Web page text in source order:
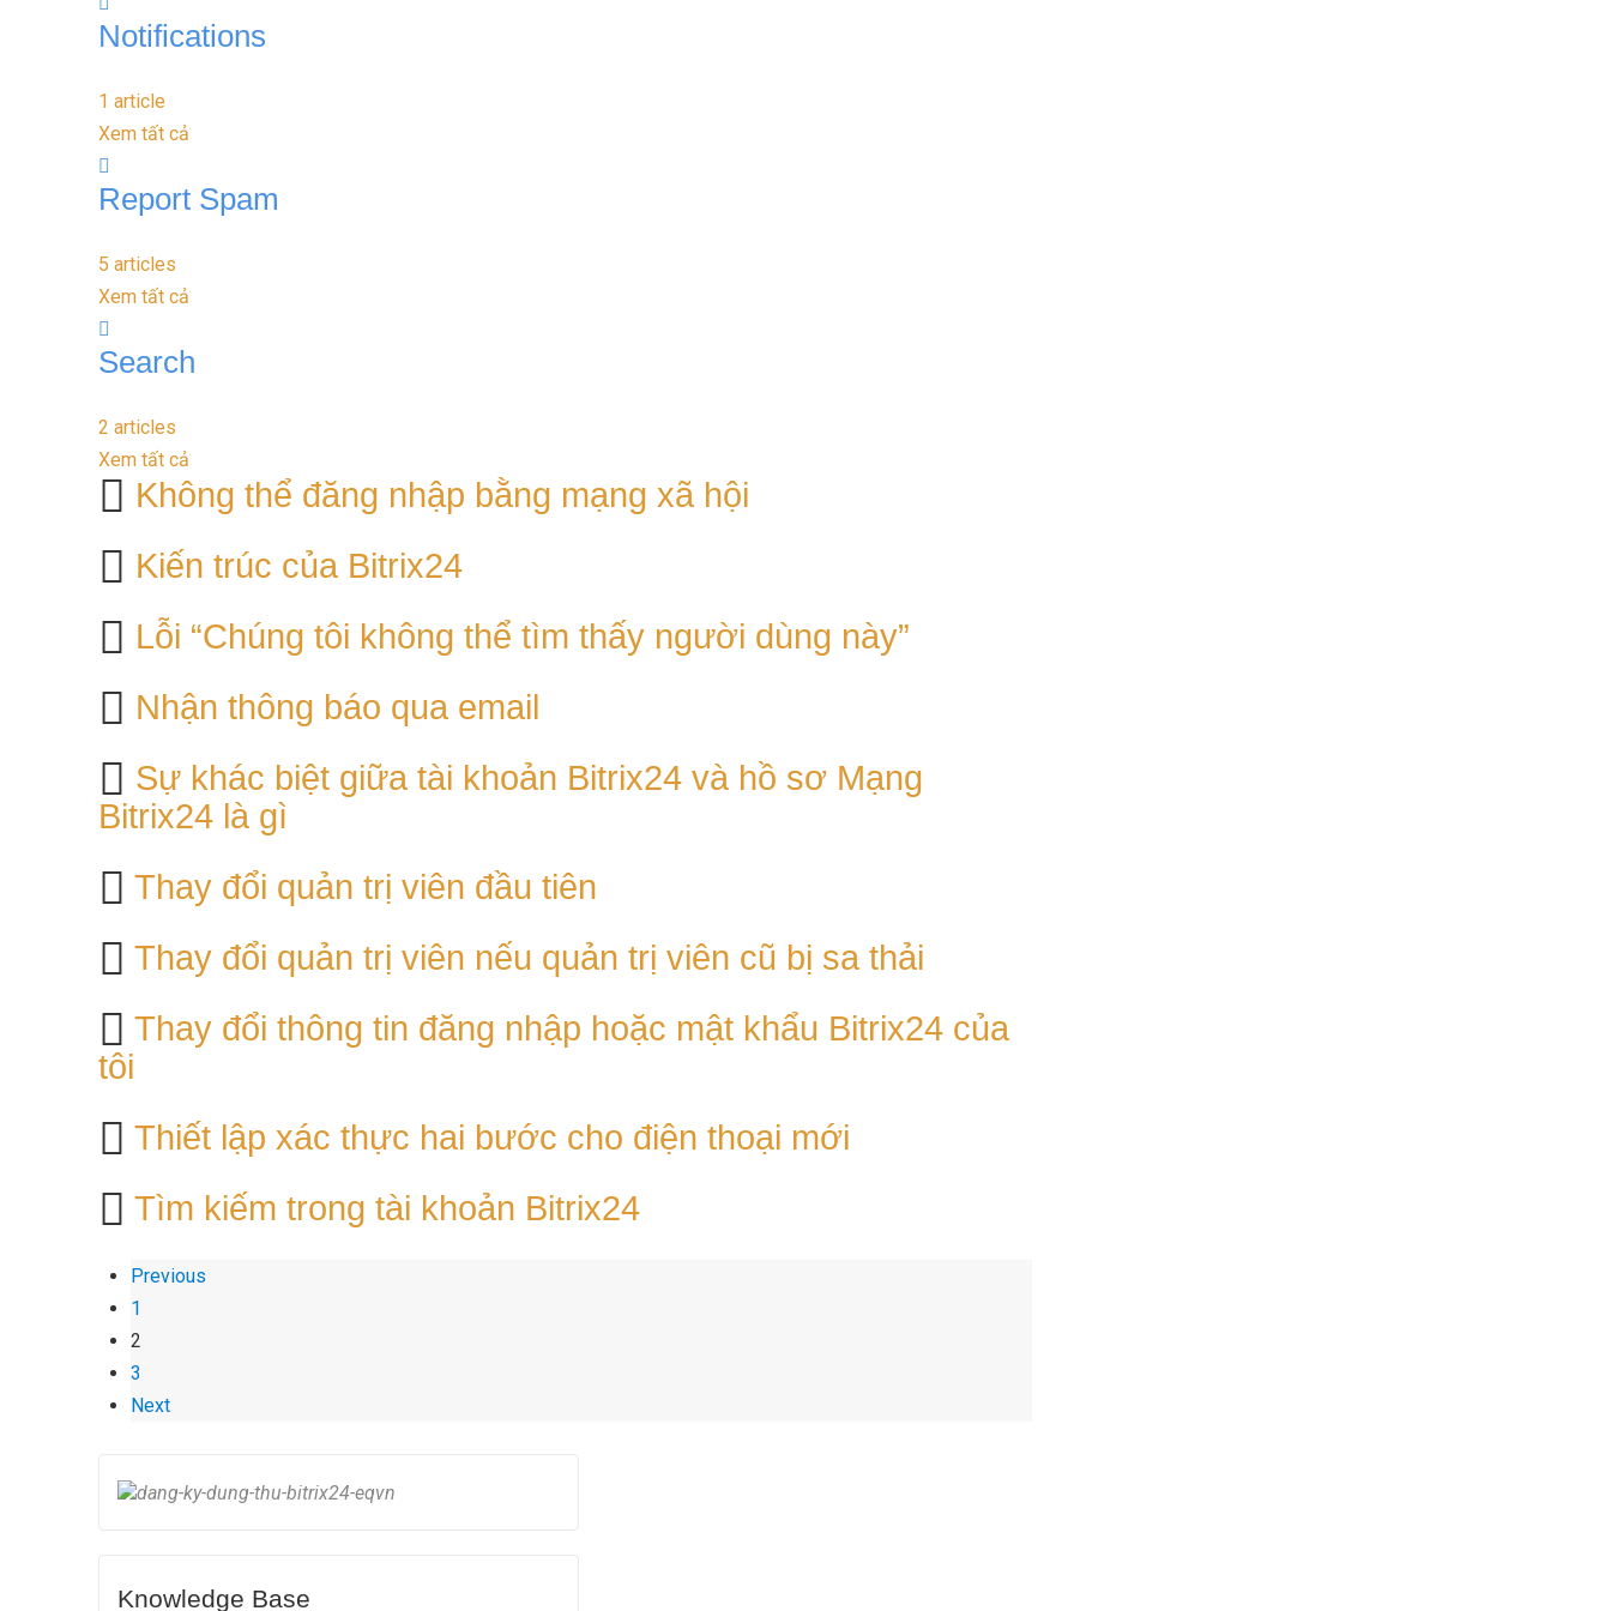
Notifications
1 article
Xem tất cả
Report Spam
5 articles
Xem tất cả
Search
2 articles
Xem tất cả
Không thể đăng nhập bằng mạng xã hội
Kiến trúc của Bitrix24
Lỗi “Chúng tôi không thể tìm thấy người dùng này”
Nhận thông báo qua email
Sự khác biệt giữa tài khoản Bitrix24 và hồ sơ Mạng
Bitrix24 là gì
Thay đổi quản trị viên đầu tiên
Thay đổi quản trị viên nếu quản trị viên cũ bị sa thải
Thay đổi thông tin đăng nhập hoặc mật khẩu Bitrix24 của
tôi
Thiết lập xác thực hai bước cho điện thoại mới
Tìm kiếm trong tài khoản Bitrix24
Previous
1
2
3
Next
Knowledge Base